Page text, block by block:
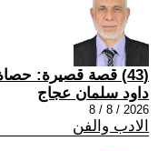
(43) قصة قصيرة: حصاة على الجبين
داود سلمان عجاج
2026 / 8 / 8
الادب والفن